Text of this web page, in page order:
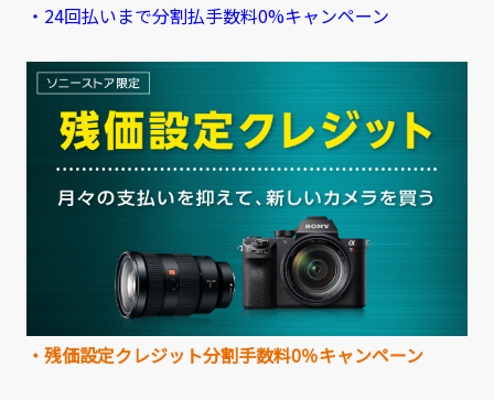
・24回払いまで分割払手数料0%キャンペーン
・残価設定クレジット分割手数料0％キャンペーン